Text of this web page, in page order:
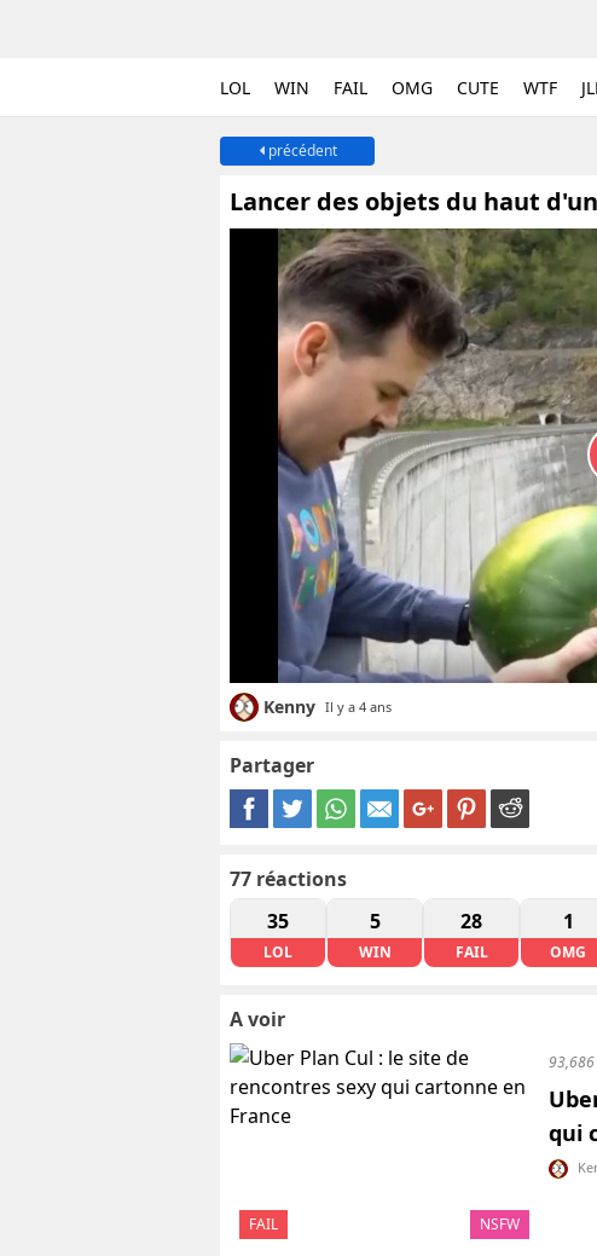
LOL WIN FAIL OMG CUTE WTF
précédent
Lancer des objets du haut
Kenny Il y a 4 ans
Partager
77 réactions
35
LOL
5
WIN
28
FAIL
1
OMG
A voir
FAIL NSFW
93,686
qui